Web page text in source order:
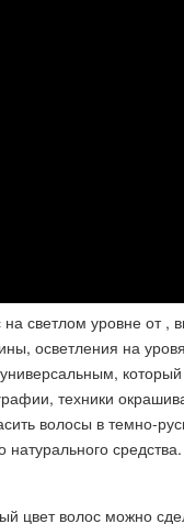
светлом уровне от ,
осветления на
техники
волосы в темно-
цвет волос можно